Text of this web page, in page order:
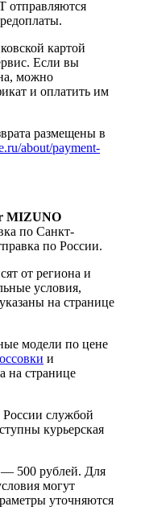
отправляются
картой
Если вы
можно
и оплатить им
размещены в
about/payment-
MIZUNO
по Санкт-
по России.
от региона и
условия,
на странице
модели по цене
и
на странице
России службой
курьерская
— 500 рублей. Для
могут
уточняются